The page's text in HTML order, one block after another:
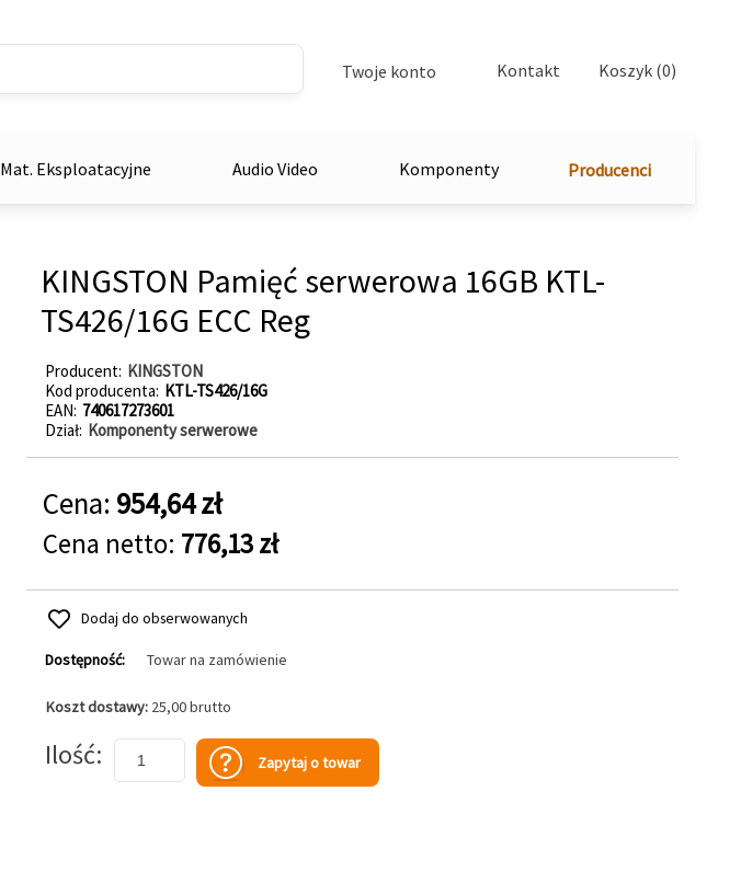
Twoje konto Kontakt Koszyk (0)
Mat. Eksploatacyjne Audio Video Komponenty Producenci
KINGSTON Pamięć serwerowa 16GB KTL-
TS426/16G ECC Reg
Producent KINGSTON
Kod producenta KTL-TS426/16G
EAN 740617273601
Dział Komponenty serwerowe
Cena: 954,64 zł
Cena netto: 776,13 zł
Dodaj do obserwowanych
Dostępność: Towar na zamówienie
Koszt dostawy: 25,00 brutto
Ilość Zapytaj o towar